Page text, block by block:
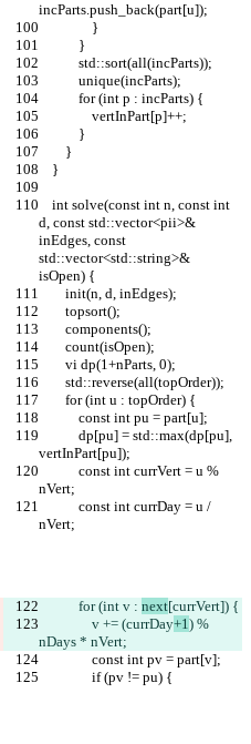
incParts.push_back(part[u]);
                }
            }
            std::sort(all(incParts));
            unique(incParts);
            for (int p : incParts) {
                vertInPart[p]++;
            }
        }
    }
d, const std::vector<pii>&
inEdges, const
std::vector<std::string>&
isOpen) {
        init(n, d, inEdges);
        topsort();
        components();
        count(isOpen);
        vi dp(1+nParts, 0);
        std::reverse(all(topOrder));
        for (int u : topOrder) {
            const int pu = part[u];
vertInPart[pu]);
nVert;
nVert;
            for (int v :
next[currVert]) {
                v += (currDay
+1) %
nDays * nVert;
                const int pv = part[v];
                if (pv != pu) {